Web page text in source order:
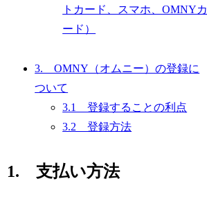
トカード、スマホ、OMNYカ
ード）
3. OMNY（オムニー）の登録に
ついて
3.1 登録することの利点
3.2 登録方法
1. 支払い方法